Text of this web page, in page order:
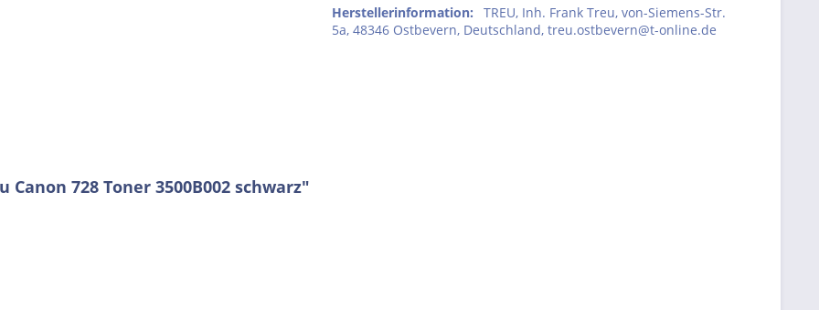
Herstellerinformation:
TREU, Inh. Frank Treu, von-Siemens-Str.
5a, 48346 Ostbevern, Deutschland, treu.ostbevern@t-online.de
728 Toner 3500B002 schwarz"